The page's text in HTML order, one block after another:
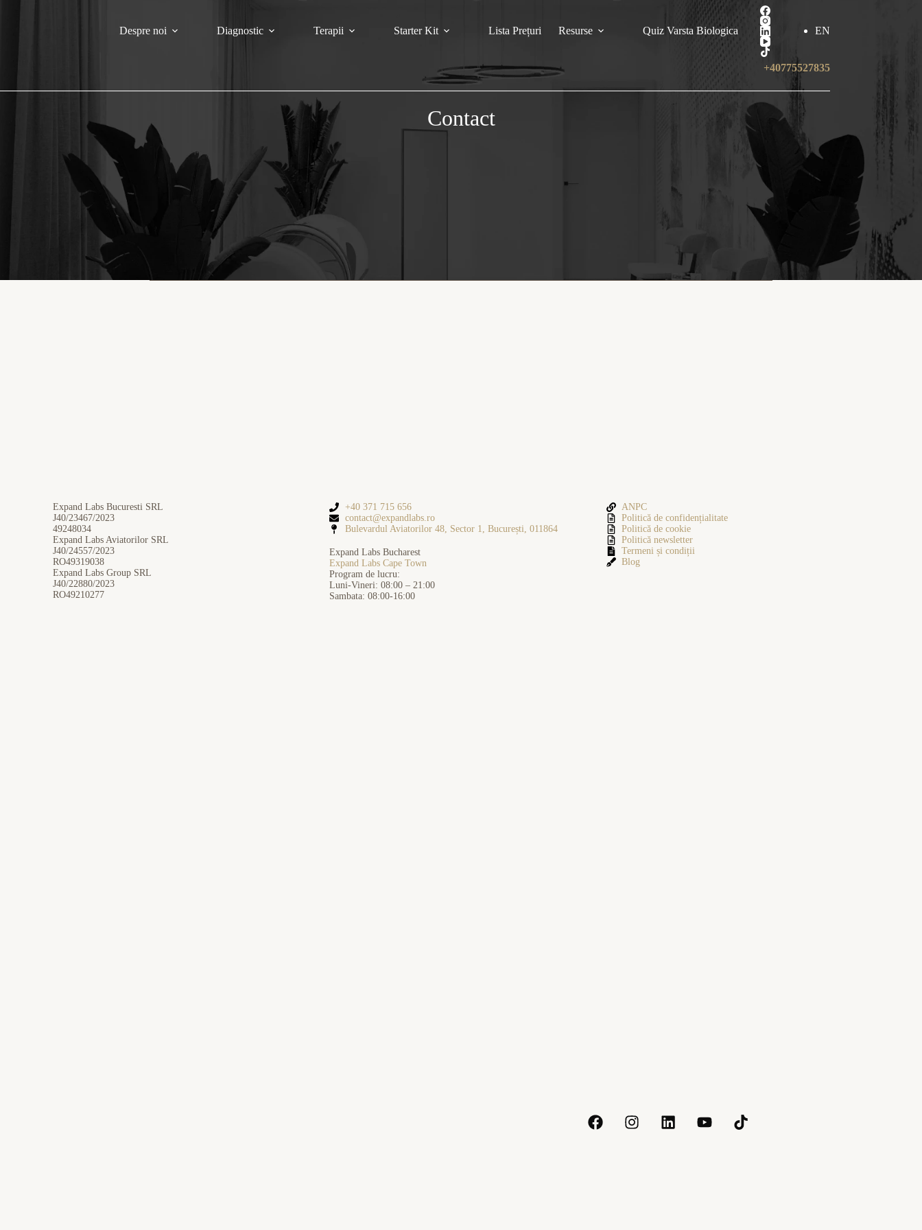
Despre noi Diagnostic Terapii Starter Kit Lista Prețuri Resurse Quiz Varsta Biologica EN
+40775527835
Contact
Expand Labs Bucuresti SRL
J40/23467/2023
49248034
Expand Labs Aviatorilor SRL
J40/24557/2023
RO49319038
Expand Labs Group SRL
J40/22880/2023
RO49210277
+40 371 715 656
contact@expandlabs.ro
Bulevardul Aviatorilor 48, Sector 1, București, 011864
Expand Labs Bucharest
Expand Labs Cape Town
Program de lucru:
Luni-Vineri: 08:00 – 21:00
Sambata: 08:00-16:00
ANPC
Politică de confidențialitate
Politică de cookie
Politică newsletter
Termeni și condiții
Blog